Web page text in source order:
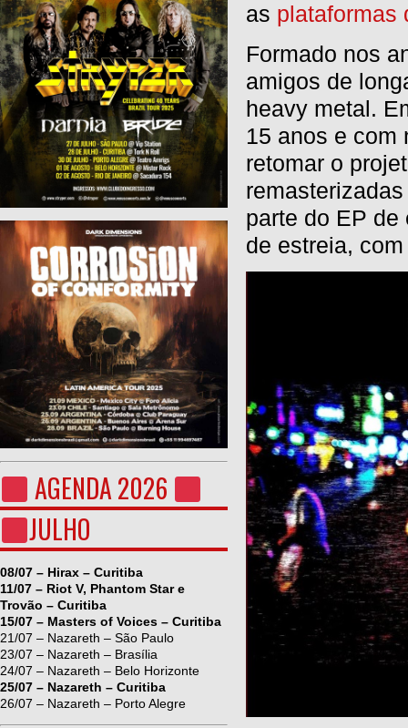
AGENDA 2026
JULHO
08/07 – Hirax – Curitiba
11/07 – Riot V, Phantom Star e
Trovão – Curitiba
15/07 – Masters of Voices – Curitiba
21/07 – Nazareth – São Paulo
23/07 – Nazareth – Brasília
24/07 – Nazareth – Belo Horizonte
25/07 – Nazareth – Curitiba
26/07 – Nazareth – Porto Alegre
as
Formado nos
amigos de
heavy metal.
15 anos e com
retomar o
parte do EP de
de estreia,